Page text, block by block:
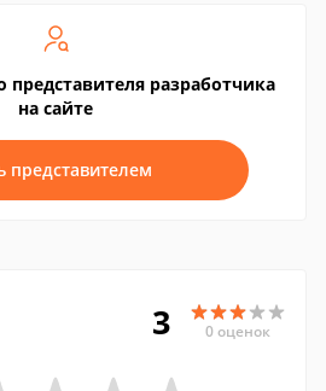
разработчика
на сайте
представителем
3 0 оценок